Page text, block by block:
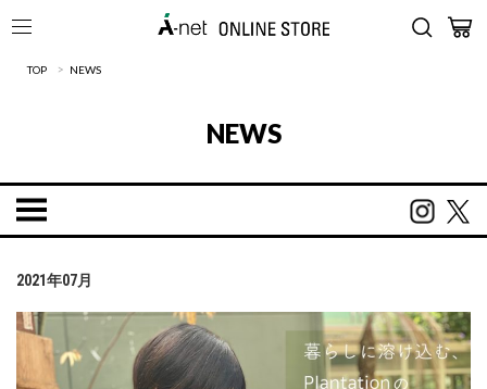
TOP > NEWS
NEWS
2021年07月